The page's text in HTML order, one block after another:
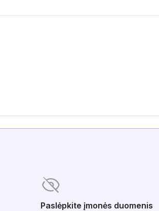
Paslėpkite įmonės duomenis